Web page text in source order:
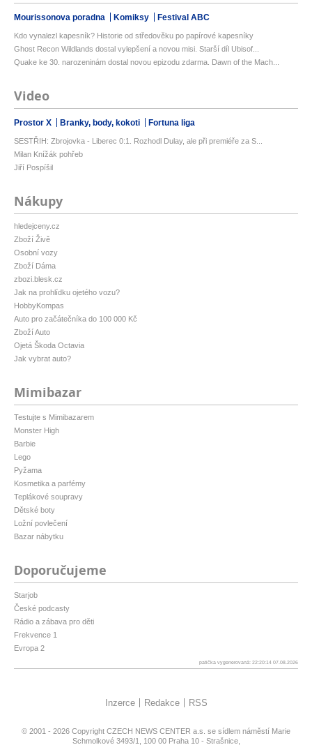
Mourissonova poradna Komiksy Festival ABC
Kdo vynalezl kapesník? Historie od středověku po papírové kapesníky
Ghost Recon Wildlands dostal vylepšení a novou misi. Starší díl Ubisof...
Quake ke 30. narozeninám dostal novou epizodu zdarma. Dawn of the Mach...
Video
Prostor X Branky, body, kokoti Fortuna liga
SESTŘIH: Zbrojovka - Liberec 0:1. Rozhodl Dulay, ale při premiéře za S...
Milan Knížák pohřeb
Jiří Pospíšil
Nákupy
hledejceny.cz
Zboží Živě
Osobní vozy
Zboží Dáma
zbozi.blesk.cz
Jak na prohlídku ojetého vozu?
HobbyKompas
Auto pro začátečníka do 100 000 Kč
Zboží Auto
Ojetá Škoda Octavia
Jak vybrat auto?
Mimibazar
Testujte s Mimibazarem
Monster High
Barbie
Lego
Pyžama
Kosmetika a parfémy
Teplákové soupravy
Dětské boty
Ložní povlečení
Bazar nábytku
Doporučujeme
Starjob
České podcasty
Rádio a zábava pro děti
Frekvence 1
Evropa 2
patička vygenerovaná: 22:20:14 07.08.2026
Inzerce Redakce RSS
© 2001 - 2026 Copyright CZECH NEWS CENTER a.s. se sídlem náměstí Marie
Schmolkové 3493/1, 100 00 Praha 10 - Strašnice,